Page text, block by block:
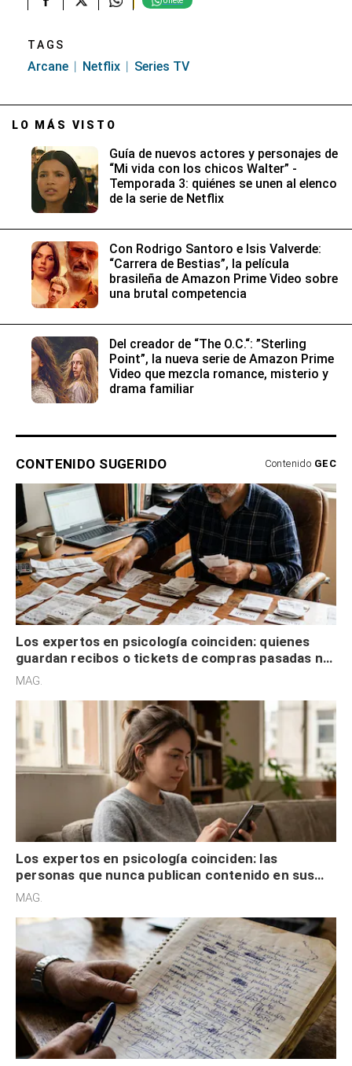
TAGS
Arcane Netflix Series TV
LO MÁS VISTO
Guía de nuevos actores y personajes de
“Mi vida con los chicos Walter” -
Temporada 3: quiénes se unen al elenco
de la serie de Netflix
Con Rodrigo Santoro e Isis Valverde:
“Carrera de Bestias”, la película
brasileña de Amazon Prime Video sobre
una brutal competencia
Del creador de “The O.C.“: ”Sterling
Point”, la nueva serie de Amazon Prime
Video que mezcla romance, misterio y
drama familiar
CONTENIDO SUGERIDO Contenido GEC
Los expertos en psicología coinciden: quienes
guardan recibos o tickets de compras pasadas no
son acumuladores, sino que tienen necesidad de
MAG.
Los expertos en psicología coinciden: las
personas que nunca publican contenido en sus
redes sociales no pretenden buscar validación
MAG.